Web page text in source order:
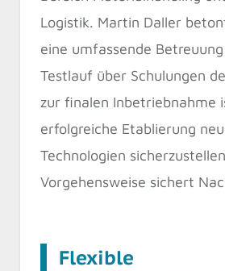
Logistik. Martin Daller
eine umfassende
Testlauf über Schulungen
zur finalen Inbetriebnahme
erfolgreiche Etablierung
Technologien
Vorgehensweise sichert
Flexible